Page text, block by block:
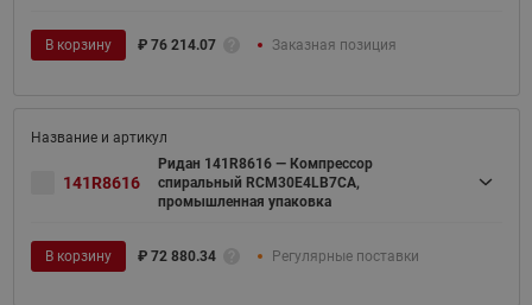
В корзину ₽ 76 214.07 Заказная позиция
141R8616
Ридан 141R8616 — Компрессор
спиральный RCM30E4LB7CA,
промышленная упаковка
В корзину ₽ 72 880.34 Регулярные поставки